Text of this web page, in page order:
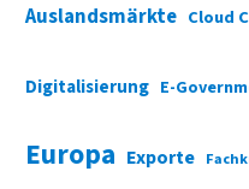
Auslandsmärkte Cloud
Digitalisierung E-
Europa Exporte